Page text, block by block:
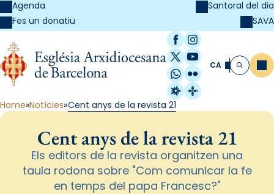
Agenda
Fes un donatiu
Santoral del dia
SAVA
Facebook
Instagram
X / Twitter
YouTube
WhatsApp
Flickr
Radio Estel
Catalunya
CA Cerca
Home Notícies Cent anys de la revista 21
Cent anys de la revista 21
Els editors de la revista organitzen una
taula rodona sobre "Com comunicar la fe
en temps del papa Francesc?"